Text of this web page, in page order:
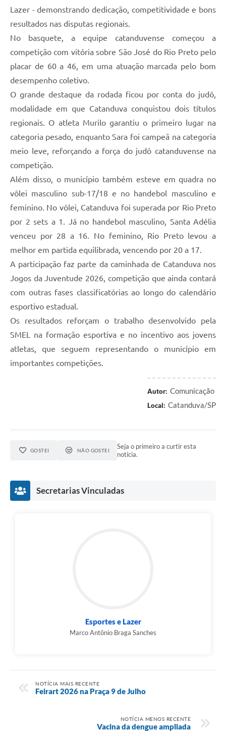
Diário Oficial
Editais
Lazer - demonstrando dedicação, competitividade e bons
resultados nas disputas regionais.
No basquete, a equipe catanduvense começou a
competição com vitória sobre São José do Rio Preto pelo
placar de 60 a 46, em uma atuação marcada pelo bom
desempenho coletivo.
O grande destaque da rodada ficou por conta do judô,
modalidade em que Catanduva conquistou dois títulos
regionais. O atleta Murilo garantiu o primeiro lugar na
categoria pesado, enquanto Sara foi campeã na categoria
meio leve, reforçando a força do judô catanduvense na
competição.
Além disso, o município também esteve em quadra no
vôlei masculino sub-17/18 e no handebol masculino e
feminino. No vôlei, Catanduva foi superada por Rio Preto
por 2 sets a 1. Já no handebol masculino, Santa Adélia
venceu por 28 a 16. No feminino, Rio Preto levou a
melhor em partida equilibrada, vencendo por 20 a 17.
A participação faz parte da caminhada de Catanduva nos
Jogos da Juventude 2026, competição que ainda contará
com outras fases classificatórias ao longo do calendário
esportivo estadual.
Os resultados reforçam o trabalho desenvolvido pela
SMEL na formação esportiva e no incentivo aos jovens
atletas, que seguem representando o município em
importantes competições.
Autor: Comunicação
Local: Catanduva/SP
GOSTEI NÃO GOSTEI
Seja o primeiro a curtir esta
notícia.
Secretarias Vinculadas
Esportes e Lazer
Marco Antônio Braga Sanches
NOTÍCIA MAIS RECENTE
Feirart 2026 na Praça 9 de Julho
NOTÍCIA MENOS RECENTE
Vacina da dengue ampliada